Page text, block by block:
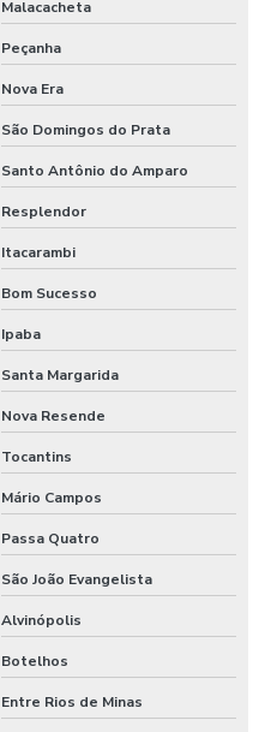
Malacacheta
Peçanha
Nova Era
São Domingos do Prata
Santo Antônio do Amparo
Resplendor
Itacarambi
Bom Sucesso
Ipaba
Santa Margarida
Nova Resende
Tocantins
Mário Campos
Passa Quatro
São João Evangelista
Alvinópolis
Botelhos
Entre Rios de Minas